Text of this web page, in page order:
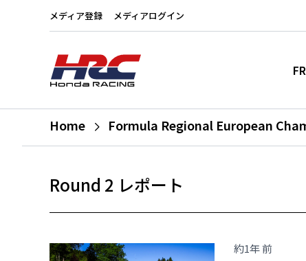
メディア登録 メディアログイン
Home Formula Regional European
Round 2 レポート
約1年 前